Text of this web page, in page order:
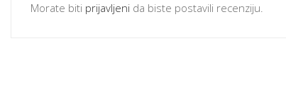
Morate biti prijavljeni da biste postavili recenziju.